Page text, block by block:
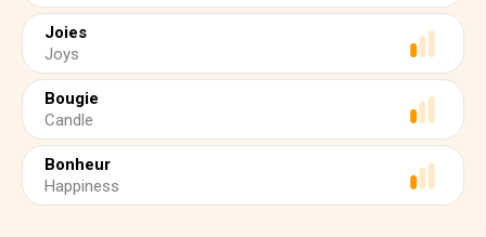
Joies
Joys
Bougie
Candle
Bonheur
Happiness